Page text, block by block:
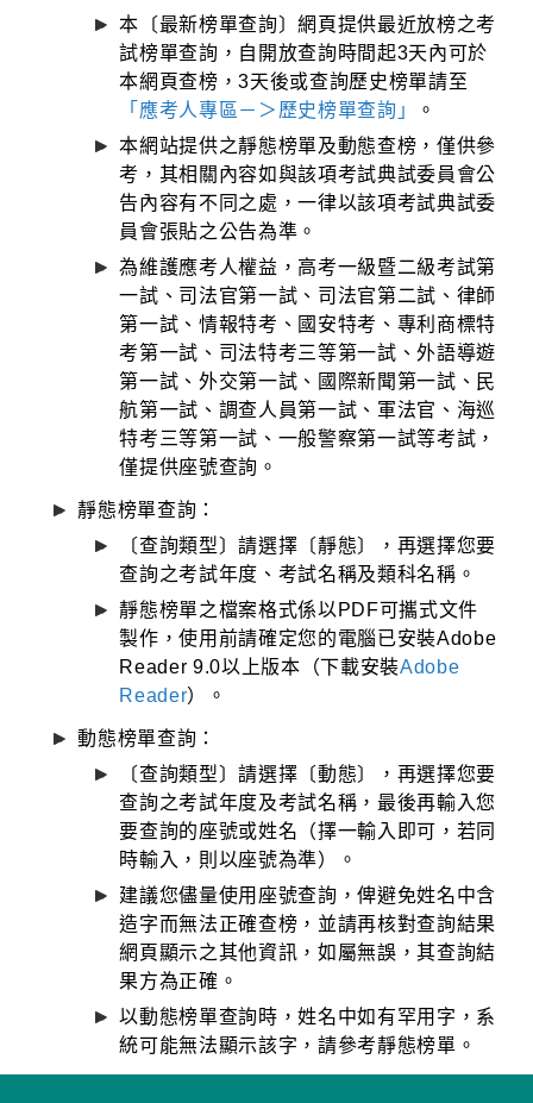
本〔最新榜單查詢〕網頁提供最近放榜之考
試榜單查詢，自開放查詢時間起3天內可於
本網頁查榜，3天後或查詢歷史榜單請至
「應考人專區－＞歷史榜單查詢」
。
本網站提供之靜態榜單及動態查榜，僅供參
考，其相關內容如與該項考試典試委員會公
告內容有不同之處，一律以該項考試典試委
員會張貼之公告為準。
為維護應考人權益，高考一級暨二級考試第
一試、司法官第一試、司法官第二試、律師
第一試、情報特考、國安特考、專利商標特
考第一試、司法特考三等第一試、外語導遊
第一試、外交第一試、國際新聞第一試、民
航第一試、調查人員第一試、軍法官、海巡
特考三等第一試、一般警察第一試等考試，
僅提供座號查詢。
靜態榜單查詢：
〔查詢類型〕請選擇〔靜態〕，再選擇您要
查詢之考試年度、考試名稱及類科名稱。
靜態榜單之檔案格式係以PDF可攜式文件
製作，使用前請確定您的電腦已安裝Adobe
Reader 9.0以上版本（下載安裝Adobe
Reader）。
動態榜單查詢：
〔查詢類型〕請選擇〔動態〕，再選擇您要
查詢之考試年度及考試名稱，最後再輸入您
要查詢的座號或姓名（擇一輸入即可，若同
時輸入，則以座號為準）。
建議您儘量使用座號查詢，俾避免姓名中含
造字而無法正確查榜，並請再核對查詢結果
網頁顯示之其他資訊，如屬無誤，其查詢結
果方為正確。
以動態榜單查詢時，姓名中如有罕用字，系
統可能無法顯示該字，請參考靜態榜單。